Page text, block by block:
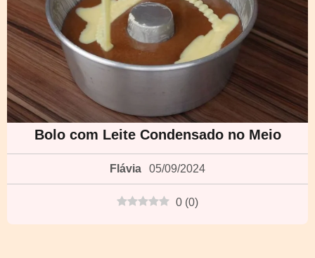
Bolo com Leite Condensado no Meio
Flávia 05/09/2024
0 (0)